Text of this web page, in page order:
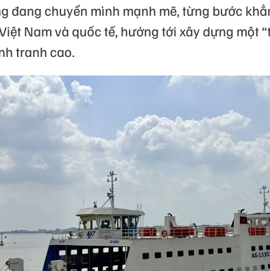
đang chuyển mình mạnh mẽ, từng bước
Nam và quốc tế, hướng tới xây dựng một
tranh cao.